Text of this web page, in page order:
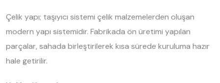
Çelik yapı; taşıyıcı sistemi çelik malzemelerden oluşan
modern yapı sistemidir. Fabrikada ön üretimi yapılan
parçalar, sahada birleştirilerek kısa sürede kuruluma hazır
hale getirilir.